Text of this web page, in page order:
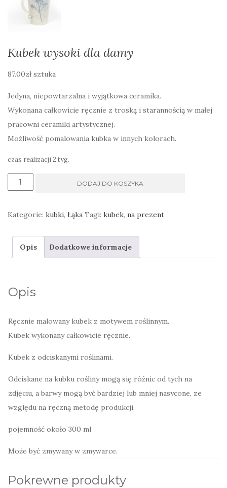
Kubek wysoki dla damy
87.00zł sztuka
Jedyna, niepowtarzalna i wyjątkowa ceramika.
Wykonana całkowicie ręcznie z troską i starannością w małej
pracowni ceramiki artystycznej.
Możliwość pomalowania kubka w innych kolorach.
czas realizacji 2 tyg.
ilość
damy
DODAJ DO KOSZYKA
Kategorie: kubki, Łąka Tagi: kubek, na prezent
Opis Dodatkowe informacje
Opis
Ręcznie malowany kubek z motywem roślinnym.
Kubek wykonany całkowicie ręcznie.
Kubek z odciskanymi roślinami.
Odciskane na kubku rośliny mogą się różnic od tych na
zdjęciu, a barwy mogą być bardziej lub mniej nasycone, ze
względu na ręczną metodę produkcji.
pojemność około 300 ml
Może być zmywany w zmywarce.
Pokrewne produkty